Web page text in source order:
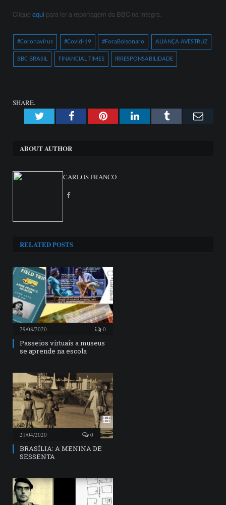
Clique aqui para ler a reportagem da BBC na íntegra.
#Coronavírus #Covid-19 #ForaBolsonaro ALIANÇA AVESTRUZ
BBC BRASIL FINANCIAL TIMES IRRESPONSABILIDADE
SHARE.
TwitterFacebookPinterestLinkedInTumblr
ABOUT AUTHOR
CARLOS FRANCO
Facebook
RELATEDPOSTS
29/08/2020 0
Passeios virtuais a museus
se aprende na escola
21/04/2020 0
BRASÍLIA: A MENINA DE
SESSENTA